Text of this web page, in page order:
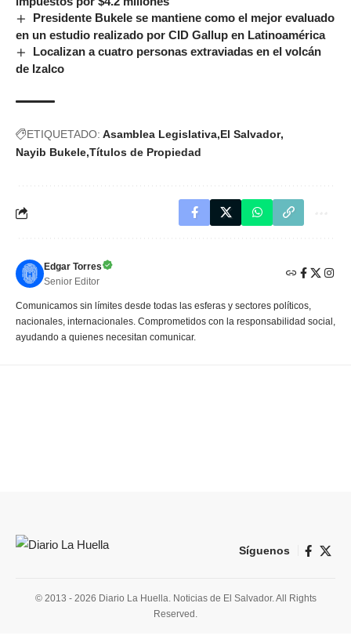
Presidente Bukele se mantiene como el mejor evaluado
en un estudio realizado por CID Gallup en Latinoamérica
Localizan a cuatro personas extraviadas en el volcán
de Izalco
ETIQUETADO: Asamblea Legislativa El Salvador
Nayib Bukele Títulos de Propiedad
Edgar Torres
Senior Editor
Comunicamos sin límites desde todas las esferas y sectores políticos,
nacionales, internacionales. Comprometidos con la responsabilidad social,
ayudando a quienes necesitan comunicar.
Síguenos
© 2013 - 2026 Diario La Huella. Noticias de El Salvador. All Rights
Reserved.